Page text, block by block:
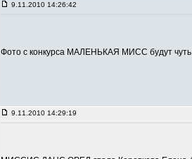
9.11.2010 14:26:42
Фото с конкурса МАЛЕНЬКАЯ МИСС будут
9.11.2010 14:29:19